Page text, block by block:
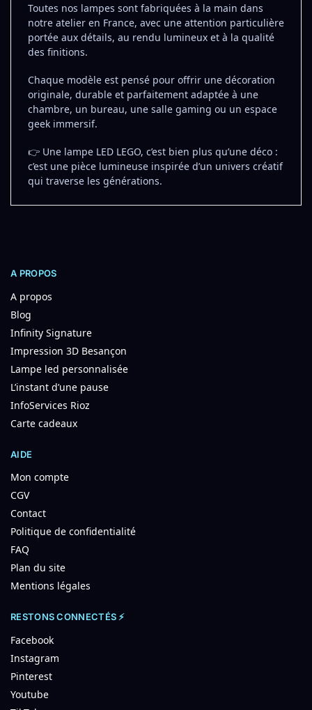
Toutes nos lampes sont fabriquées à la main dans
notre atelier en France, avec une attention particulière
portée aux détails, au rendu lumineux et à la qualité
des finitions.
Chaque modèle est pensé pour offrir une décoration
originale, durable et parfaitement adaptée à une
chambre, un bureau, une salle gaming ou un espace
geek immersif.
👉 Une lampe LED LEGO, c’est bien plus qu’une déco :
c’est une pièce lumineuse inspirée d’un univers créatif
qui traverse les générations.
A PROPOS
A propos
Blog
Infinity Signature
Impression 3D Besançon
Lampe led personnalisée
L’instant d’une pause
InfoServices Rioz
Carte cadeaux
AIDE
Mon compte
CGV
Contact
Politique de confidentialité
FAQ
Plan du site
Mentions légales
RESTONS CONNECTÉS ⚡
Facebook
Instagram
Pinterest
Youtube